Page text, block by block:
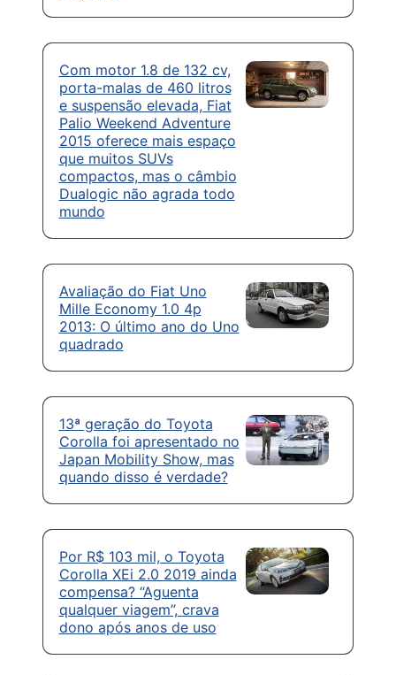
Com motor 1.8 de 132 cv,
porta-malas de 460 litros
e suspensão elevada, Fiat
Palio Weekend Adventure
2015 oferece mais espaço
que muitos SUVs
compactos, mas o câmbio
Dualogic não agrada todo
mundo
Avaliação do Fiat Uno
Mille Economy 1.0 4p
2013: O último ano do Uno
quadrado
13ª geração do Toyota
Corolla foi apresentado no
Japan Mobility Show, mas
quando disso é verdade?
Por R$ 103 mil, o Toyota
Corolla XEi 2.0 2019 ainda
compensa? “Aguenta
qualquer viagem”, crava
dono após anos de uso